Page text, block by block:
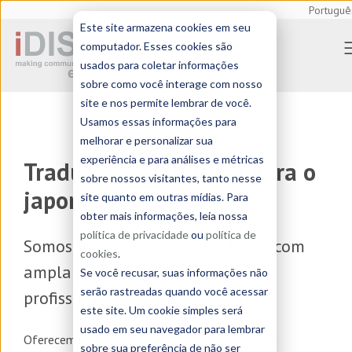
Este site armazena cookies em seu
computador. Esses cookies são
usados para coletar informações
sobre como você interage com nosso
site e nos permite lembrar de você.
Usamos essas informações para
melhorar e personalizar sua
experiência e para análises e métricas
sobre nossos visitantes, tanto nesse
site quanto em outras mídias. Para
obter mais informações, leia nossa
política de privacidadeou política de
cookies.
Se você recusar, suas informações não
serão rastreadas quando você acessar
este site. Um cookie simples será
usado em seu navegador para lembrar
sobre sua preferência de não ser
Tradução profissional para o
japonês
Somos umaagência de tradução
com
ampla experiência em tradução
profissional de e para o japonês
Oferecemos serviços de
tradução, localização e